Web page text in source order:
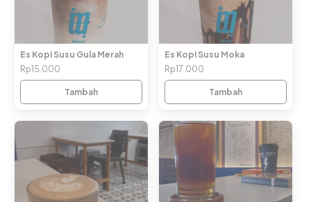
Es Kopi Susu Gula Merah
Rp15.000
Tambah
Es Kopi Susu Moka
Rp17.000
Tambah